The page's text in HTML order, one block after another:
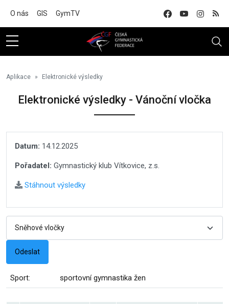
O nás GIS GymTV
Aplikace Elektronické výsledky
Elektronické výsledky - Vánoční vločka
Datum: 14.12.2025
Pořadatel: Gymnastický klub Vítkovice, z.s.
Stáhnout výsledky
Sport: sportovní gymnastika žen